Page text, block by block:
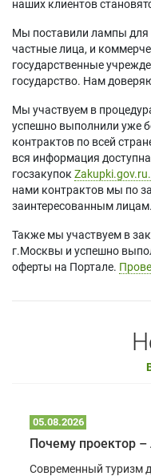
наших клиентов
Мы поставили лампы для
частные лица, и
государственные
государство. Нам
Мы участвуем в
успешно выполнили уже
контрактов по всей
вся информация
госзакупок Zakupki.gov.ru.
нами контрактов мы по
заинтересованным лицам.
Также мы участвуем в
г.Москвы и успешно
оферты на Портале.
05.08.2026
Современный туризм